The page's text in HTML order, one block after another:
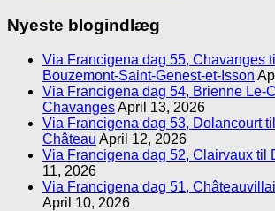
Nyeste blogindlæg
Via Francigena dag 55, Chavanges
Bouzemont-Saint-Genest-et-Isson
Via Francigena dag 54, Brienne Le-
ChavangesApril 13, 2026
Via Francigena dag 53, Dolancourt
Château April 12, 2026
Via Francigena dag 52, Clairvaux til
11, 2026
Via Francigena dag 51,
April 10, 2026